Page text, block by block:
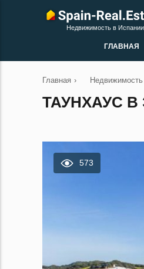
Недвижимость в Испании
ГЛАВНАЯ
Главная ›
ТАУНХАУС
573